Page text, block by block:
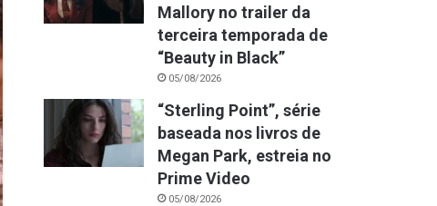
Mallory no trailer da
terceira temporada de
“Beauty in Black”
05/08/2026
“Sterling Point”, série
baseada nos livros de
Megan Park, estreia no
Prime Video
05/08/2026